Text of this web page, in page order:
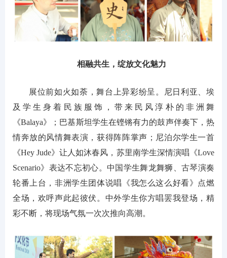
相融共生，绽放文化魅力
展位前如火如荼，舞台上异彩纷呈。尼日利亚、埃
及学生身着民族服饰，带来民风淳朴的非洲舞
《Balaya》；巴基斯坦学生在铿锵有力的鼓声伴奏下，热
情奔放的风情舞表演，获得阵阵掌声；尼泊尔学生一首
《Hey Jude》让人如沐春风，苏里南学生深情演唱《Love
Scenario》表达不忘初心。中国学生舞龙舞狮、古琴演奏
轮番上台，非洲学生团体说唱《我怎么这么好看》点燃
全场，欢呼声此起彼伏。中外学生你方唱罢我登场，精
彩不断，将现场气氛一次次推向高潮。